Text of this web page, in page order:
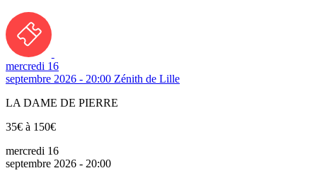
mercredi 16
septembre 2026 - 20:00 Zénith de Lille
LA DAME DE PIERRE
35€ à 150€
mercredi 16
septembre 2026 - 20:00